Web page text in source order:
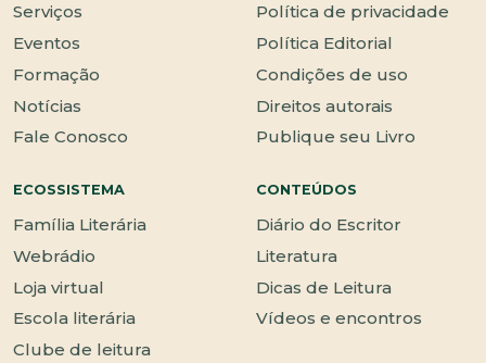
Serviços
Eventos
Formação
Notícias
Fale Conosco
Política de privacidade
Política Editorial
Condições de uso
Direitos autorais
Publique seu Livro
ECOSSISTEMA
Família Literária
Webrádio
Loja virtual
Escola literária
Clube de leitura
CONTEÚDOS
Diário do Escritor
Literatura
Dicas de Leitura
Vídeos e encontros